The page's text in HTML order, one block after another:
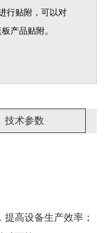
行贴附，可以对
产品贴附。
技术参数
高设备生产效率；